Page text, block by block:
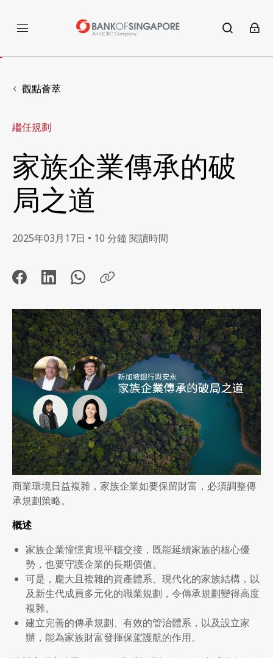
觀點薈萃
繼任規劃
家族企業傳承的破
局之道
2025年03月17日 • 10 分鐘 閱讀時間
商業環境日益複雜，家族企業如要保留財富，必須調整傳
承規劃策略。
概述
家族企業憧憬實現平穩交接，既能延續家族的核心優
勢，也要守護企業的長期價值。
可是，龐大且複雜的資產體系、現代化的家族結構，以
及新生代成員多元化的職業規劃，令傳承規劃變得高度
複雜。
建立完善的傳承規劃、有效的管治體系，以及設立家
辦，能為家族財富發揮保駕護航的作用。